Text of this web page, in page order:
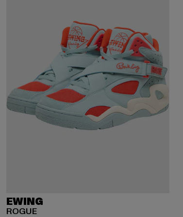
EWING
ROGUE